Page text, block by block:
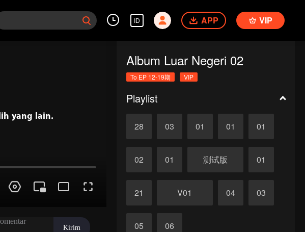
ID APP VIP
Kirim
Album Luar Negeri 02
To EP 12-19期 VIP
Playlist
28 03 01 01 01
02 01 测试版 01
21 V01 04 03
05 06